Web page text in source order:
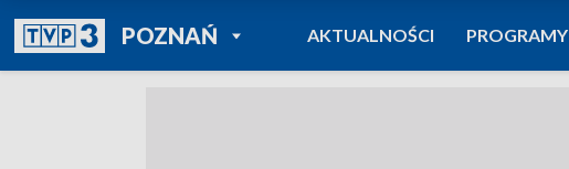
POZNAŃPOWRÓT DO
TVP REGIONY
AKTUALNOŚCI PROGRAMY